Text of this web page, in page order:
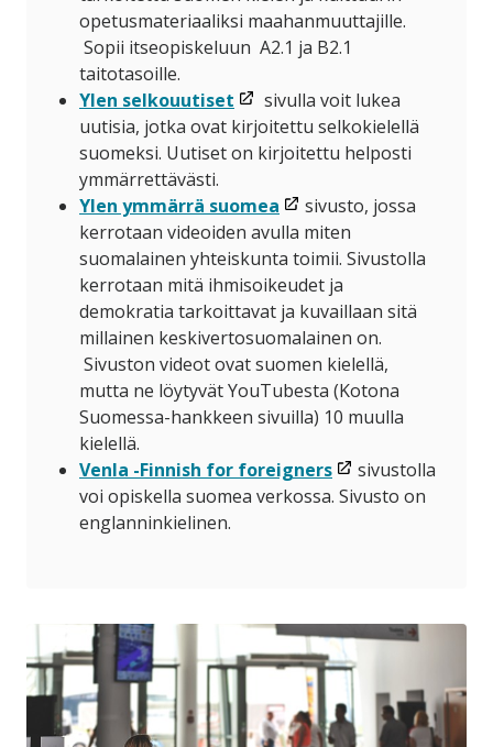
uuteen
ikkunaan)
opetusmateriaaliksi maahanmuuttajille.
Sopii itseopiskeluun A2.1 ja B2.1
taitotasoille.
Ylen selkouutiset (linkki
avataan
uuteen
sivulla voit lukea
uutisia, jotka ovat kirjoitettu selkokielellä
suomeksi. Uutiset on kirjoitettu helposti
ymmärrettävästi.
Ylen ymmärrä suomea (linkki
avataan
uuteen
ikkunaan)
sivusto, jossa
kerrotaan videoiden avulla miten
suomalainen yhteiskunta toimii. Sivustolla
kerrotaan mitä ihmisoikeudet ja
demokratia tarkoittavat ja kuvaillaan sitä
millainen keskivertosuomalainen on.
Sivuston videot ovat suomen kielellä,
mutta ne löytyvät YouTubesta (Kotona
Suomessa-hankkeen sivuilla) 10 muulla
kielellä.
Venla -Finnish for foreigners(linkki
avataan
sivustolla
voi opiskella suomea verkossa. Sivusto on
englanninkielinen.